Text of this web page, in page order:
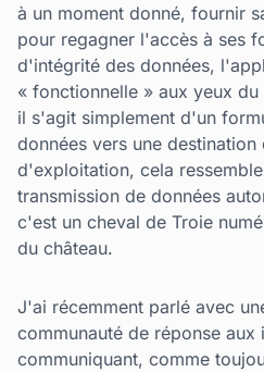
à un moment donné, fournir
pour regagner l'accès à ses
d'intégrité des données,
« fonctionnelle » aux yeux
il s'agit simplement d'un
données vers une
d'exploitation, cela
transmission de données
c'est un cheval de Troie
du château.
J'ai récemment parlé avec
communauté de réponse
communiquant, comme